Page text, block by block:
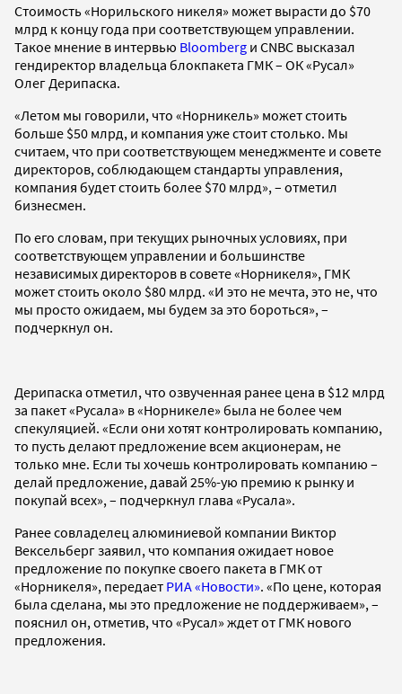
Стоимость «Норильского никеля» может вырасти до $70
млрд к концу года при соответствующем управлении.
Такое мнение в интервью Bloomberg и CNBC высказал
гендиректор владельца блокпакета ГМК – ОК «Русал»
Олег Дерипаска.
«Летом мы говорили, что «Норникель» может стоить
больше $50 млрд, и компания уже стоит столько. Мы
считаем, что при соответствующем менеджменте и совете
директоров, соблюдающем стандарты управления,
компания будет стоить более $70 млрд», – отметил
бизнесмен.
По его словам, при текущих рыночных условиях, при
соответствующем управлении и большинстве
независимых директоров в совете «Норникеля», ГМК
может стоить около $80 млрд. «И это не мечта, это не, что
мы просто ожидаем, мы будем за это бороться», –
подчеркнул он.
Дерипаска отметил, что озвученная ранее цена в $12 млрд
за пакет «Русала» в «Норникеле» была не более чем
спекуляцией. «Если они хотят контролировать компанию,
то пусть делают предложение всем акционерам, не
только мне. Если ты хочешь контролировать компанию –
делай предложение, давай 25%-ую премию к рынку и
покупай всех», – подчеркнул глава «Русала».
Ранее совладелец алюминиевой компании Виктор
Вексельберг заявил, что компания ожидает новое
предложение по покупке своего пакета в ГМК от
«Норникеля», передает РИА «Новости». «По цене, которая
была сделана, мы это предложение не поддерживаем», –
пояснил он, отметив, что «Русал» ждет от ГМК нового
предложения.